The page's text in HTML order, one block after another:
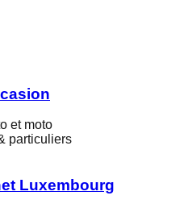
et moto
particuliers
Luxembourg